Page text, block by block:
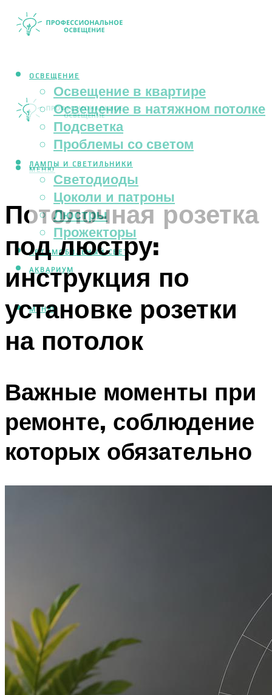
ОСВЕЩЕНИЕ
Освещение в квартире
Освещение в натяжном потолке
Подсветка
Проблемы со светом
ЛАМПЫ И СВЕТИЛЬНИКИ
Светодиоды
Цоколи и патроны
Люстры
Прожекторы
АВТОМОБИЛЬНЫЙ СВЕТ
АКВАРИУМ
МЕНЮ
МЕНЮ
Потолочная розетка
под люстру:
инструкция по
установке розетки
на потолок
Важные моменты при
ремонте, соблюдение
которых обязательно